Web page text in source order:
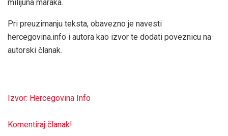
milijuna maraka.
Pri preuzimanju teksta, obavezno je navesti
hercegovina.info i autora kao izvor te dodati poveznicu na
autorski članak.
Izvor: Hercegovina Info
Komentiraj članak!